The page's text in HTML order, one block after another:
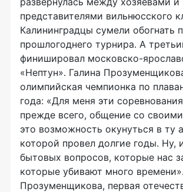
представителями вильнюсского
Калининградцы сумели обогнать
прошлогоднего турнира. А
финишировал московско-
«Нептун». Галина
олимпийская чемпионка по
года: «Для меня эти
прежде всего, общение со
это возможность окунуться в ту
которой провел долгие годы. Ну,
бытовых вопросов, которые нас
которые убивают много
Прозуменщикова, первая